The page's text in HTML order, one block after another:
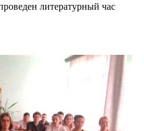
литературный час